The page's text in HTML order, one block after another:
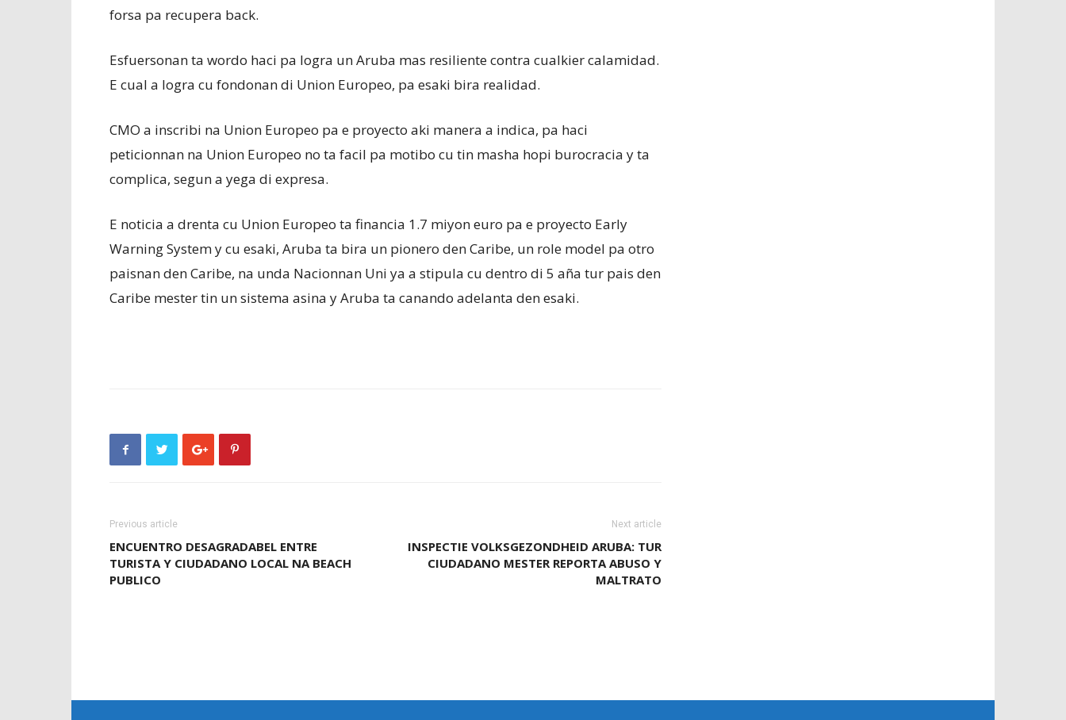
forsa pa recupera back.
Esfuersonan ta wordo haci pa logra un Aruba mas resiliente contra cualkier calamidad.
E cual a logra cu fondonan di Union Europeo, pa esaki bira realidad.
CMO a inscribi na Union Europeo pa e proyecto aki manera a indica, pa haci
peticionnan na Union Europeo no ta facil pa motibo cu tin masha hopi burocracia y ta
complica, segun a yega di expresa.
E noticia a drenta cu Union Europeo ta financia 1.7 miyon euro pa e proyecto Early
Warning System y cu esaki, Aruba ta bira un pionero den Caribe, un role model pa otro
paisnan den Caribe, na unda Nacionnan Uni ya a stipula cu dentro di 5 aña tur pais den
Caribe mester tin un sistema asina y Aruba ta canando adelanta den esaki.
Previous article
ENCUENTRO DESAGRADABEL ENTRE
TURISTA Y CIUDADANO LOCAL NA BEACH
PUBLICO
Next article
INSPECTIE VOLKSGEZONDHEID ARUBA: TUR
CIUDADANO MESTER REPORTA ABUSO Y
MALTRATO